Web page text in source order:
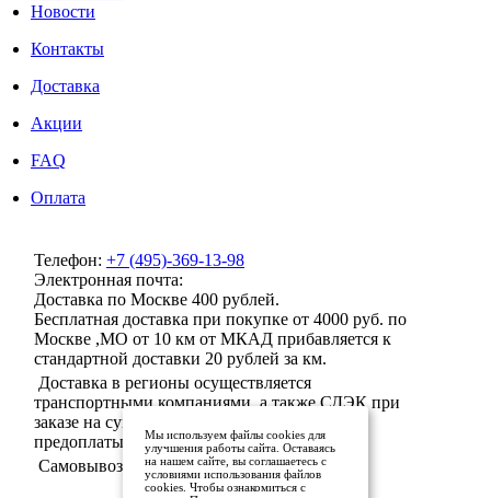
Новости
Контакты
Доставка
Акции
FAQ
Оплата
Телефон: +7 (495)-369-13-98
Электронная почта:
Доставка по Москве 400 рублей.
Бесплатная доставка при покупке от 4000 руб. по
Москве ,МО от 10 км от МКАД прибавляется к
стандартной доставки 20 рублей за км.
Доставка в регионы осуществляется
транспортными компаниями, а также СДЭК при
заказе на сумму от 5000 рублей после 100%
предоплаты.
Самовывоз не предусмотрен!
Мы используем файлы cookies для
улучшения работы сайта. Оставаясь
на нашем сайте, вы соглашаетесь с
условиями использования файлов
cookies. Чтобы ознакомиться с